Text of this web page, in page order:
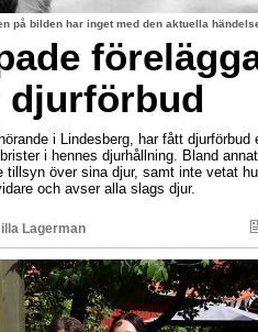
på bilden har inget med den aktuella
djurförbud
i Lindesberg, har fått djurförbud
i hennes djurhållning. Bland
över sina djur, samt inte vetat
och avser alla slags djur.
Lagerman